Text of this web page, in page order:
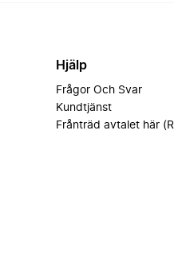
Hjälp
Frågor Och Svar
Kundtjänst
Frånträd avtalet här